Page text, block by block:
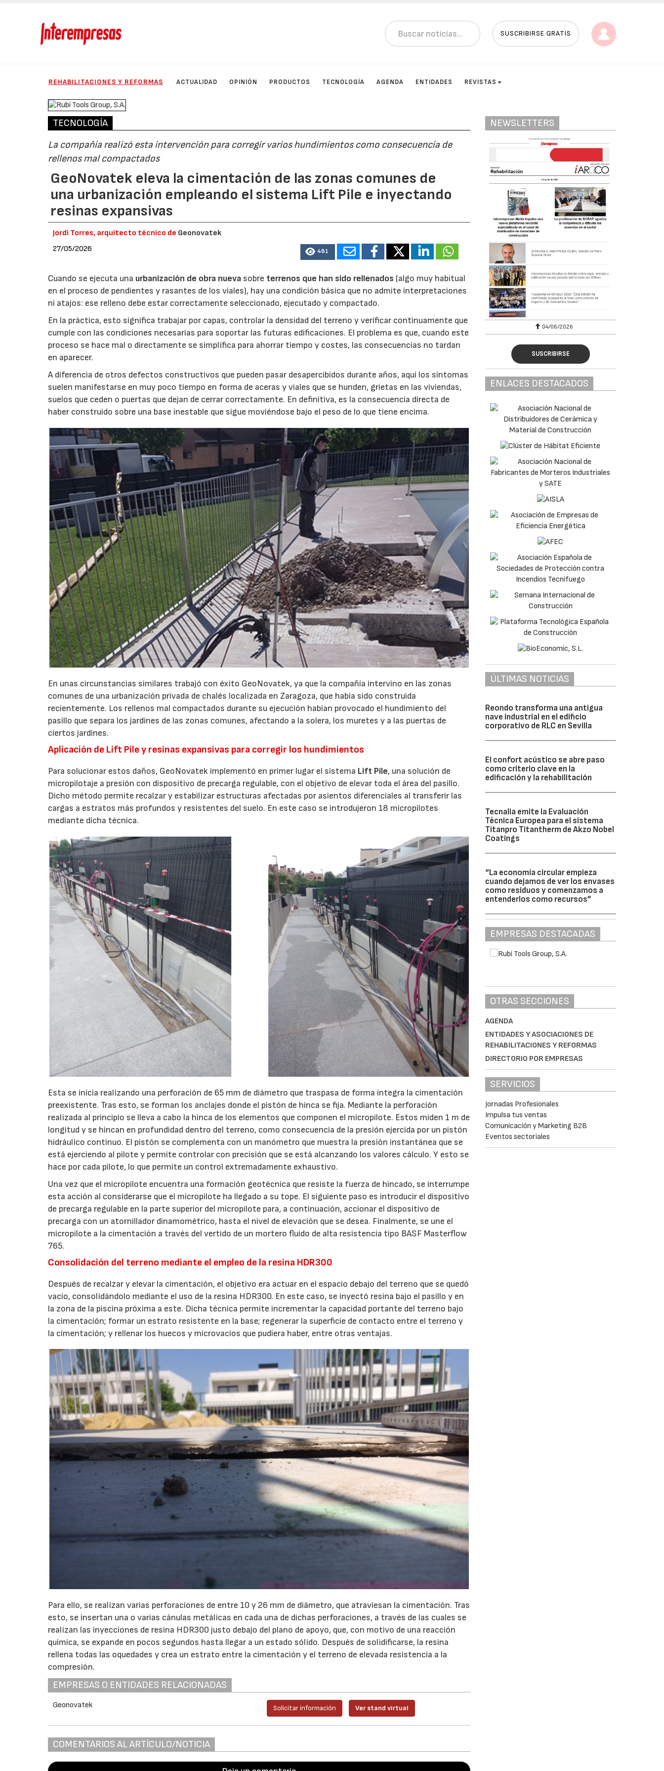
SUSCRIBIRSE GRATIS
REHABILITACIONES Y REFORMAS ACTUALIDAD OPINIÓN PRODUCTOS TECNOLOGÍA AGENDA ENTIDADES REVISTAS
TECNOLOGÍA
La compañía realizó esta intervención para corregir varios hundimientos como consecuencia de
rellenos mal compactados
GeoNovatek eleva la cimentación de las zonas comunes de
una urbanización empleando el sistema Lift Pile e inyectando
resinas expansivas
Jordi Torres, arquitecto técnico de Geonovatek
27/05/2026
481
Cuando se ejecuta una urbanización de obra nueva sobre terrenos que han sido rellenados (algo muy habitual
en el proceso de pendientes y rasantes de los viales), hay una condición básica que no admite interpretaciones
ni atajos: ese relleno debe estar correctamente seleccionado, ejecutado y compactado.
En la práctica, esto significa trabajar por capas, controlar la densidad del terreno y verificar continuamente que
cumple con las condiciones necesarias para soportar las futuras edificaciones. El problema es que, cuando este
proceso se hace mal o directamente se simplifica para ahorrar tiempo y costes, las consecuencias no tardan
en aparecer.
A diferencia de otros defectos constructivos que pueden pasar desapercibidos durante años, aquí los síntomas
suelen manifestarse en muy poco tiempo en forma de aceras y viales que se hunden, grietas en las viviendas,
suelos que ceden o puertas que dejan de cerrar correctamente. En definitiva, es la consecuencia directa de
haber construido sobre una base inestable que sigue moviéndose bajo el peso de lo que tiene encima.
En unas circunstancias similares trabajó con éxito GeoNovatek, ya que la compañía intervino en las zonas
comunes de una urbanización privada de chalés localizada en Zaragoza, que había sido construida
recientemente. Los rellenos mal compactados durante su ejecución habían provocado el hundimiento del
pasillo que separa los jardines de las zonas comunes, afectando a la solera, los muretes y a las puertas de
ciertos jardines.
Aplicación de Lift Pile y resinas expansivas para corregir los hundimientos
Para solucionar estos daños, GeoNovatek implementó en primer lugar el sistema Lift Pile, una solución de
micropilotaje a presión con dispositivo de precarga regulable, con el objetivo de elevar toda el área del pasillo.
Dicho método permite recalzar y estabilizar estructuras afectadas por asientos diferenciales al transferir las
cargas a estratos más profundos y resistentes del suelo. En este caso se introdujeron 18 micropilotes
mediante dicha técnica.
Esta se inicia realizando una perforación de 65 mm de diámetro que traspasa de forma íntegra la cimentación
preexistente. Tras esto, se forman los anclajes donde el pistón de hinca se fija. Mediante la perforación
realizada al principio se lleva a cabo la hinca de los elementos que componen el micropilote. Estos miden 1 m de
longitud y se hincan en profundidad dentro del terreno, como consecuencia de la presión ejercida por un pistón
hidráulico continuo. El pistón se complementa con un manómetro que muestra la presión instantánea que se
está ejerciendo al pilote y permite controlar con precisión que se está alcanzando los valores cálculo. Y esto se
hace por cada pilote, lo que permite un control extremadamente exhaustivo.
Una vez que el micropilote encuentra una formación geotécnica que resiste la fuerza de hincado, se interrumpe
esta acción al considerarse que el micropilote ha llegado a su tope. El siguiente paso es introducir el dispositivo
de precarga regulable en la parte superior del micropilote para, a continuación, accionar el dispositivo de
precarga con un atornillador dinamométrico, hasta el nivel de elevación que se desea. Finalmente, se une el
micropilote a la cimentación a través del vertido de un mortero fluido de alta resistencia tipo BASF Masterflow
765.
Consolidación del terreno mediante el empleo de la resina HDR300
Después de recalzar y elevar la cimentación, el objetivo era actuar en el espacio debajo del terreno que se quedó
vacío, consolidándolo mediante el uso de la resina HDR300. En este caso, se inyectó resina bajo el pasillo y en
la zona de la piscina próxima a este. Dicha técnica permite incrementar la capacidad portante del terreno bajo
la cimentación; formar un estrato resistente en la base; regenerar la superficie de contacto entre el terreno y
la cimentación; y rellenar los huecos y microvacíos que pudiera haber, entre otras ventajas.
Para ello, se realizan varias perforaciones de entre 10 y 26 mm de diámetro, que atraviesan la cimentación. Tras
esto, se insertan una o varias cánulas metálicas en cada una de dichas perforaciones, a través de las cuales se
realizan las inyecciones de resina HDR300 justo debajo del plano de apoyo, que, con motivo de una reacción
química, se expande en pocos segundos hasta llegar a un estado sólido. Después de solidificarse, la resina
rellena todas las oquedades y crea un estrato entre la cimentación y el terreno de elevada resistencia a la
compresión.
EMPRESAS O ENTIDADES RELACIONADAS
Geonovatek Solicitar información Ver stand virtual
COMENTARIOS AL ARTÍCULO/NOTICIA
NEWSLETTERS
04/06/2026
SUSCRIBIRSE
ENLACES DESTACADOS
ÚLTIMAS NOTICIAS
Reondo transforma una antigua
nave industrial en el edificio
corporativo de RLC en Sevilla
El confort acústico se abre paso
como criterio clave en la
edificación y la rehabilitación
Tecnalia emite la Evaluación
Técnica Europea para el sistema
Titanpro Titantherm de Akzo Nobel
Coatings
“La economía circular empieza
cuando dejamos de ver los envases
como residuos y comenzamos a
entenderlos como recursos”
EMPRESAS DESTACADAS
OTRAS SECCIONES
AGENDA
ENTIDADES Y ASOCIACIONES DE
REHABILITACIONES Y REFORMAS
DIRECTORIO POR EMPRESAS
SERVICIOS
Jornadas Profesionales
Impulsa tus ventas
Comunicación y Marketing B2B
Eventos sectoriales